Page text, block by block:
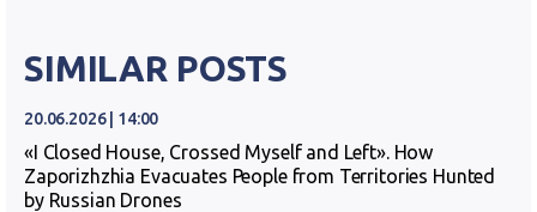
SIMILAR POSTS
20.06.2026 | 14:00
«I Closed House, Crossed Myself and Left». How
Zaporizhzhia Evacuates People from Territories Hunted
by Russian Drones